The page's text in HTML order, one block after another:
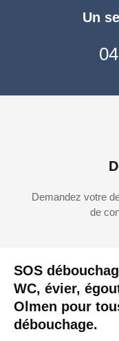
SOS
WC, évier,
Olmen pour
débouchage.
Un
Demandez votre
de